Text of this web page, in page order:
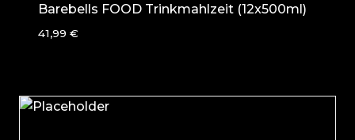
Barebells FOOD Trinkmahlzeit (12x500ml)
41,99 €